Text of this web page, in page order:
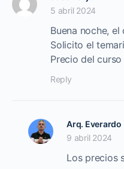
5 abril 2024
Buena noche, el
Solicito el
Precio del
Reply
Arq. Everardo
9 abril 2024
Los precios